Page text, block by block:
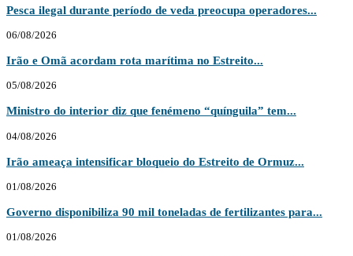
Pesca ilegal durante período de veda preocupa operadores...
06/08/2026
Irão e Omã acordam rota marítima no Estreito...
05/08/2026
Ministro do interior diz que fenémeno “quínguila” tem...
04/08/2026
Irão ameaça intensificar bloqueio do Estreito de Ormuz...
01/08/2026
Governo disponibiliza 90 mil toneladas de fertilizantes para...
01/08/2026